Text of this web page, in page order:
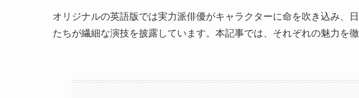
オリジナルの英語版では実力派俳優がキャラクターに命を吹き込み、
たちが繊細な演技を披露しています。本記事では、それぞれの魅力を徹